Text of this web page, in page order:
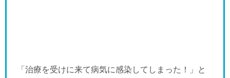
「治療を受けに来て病気に感染してしまった！」と